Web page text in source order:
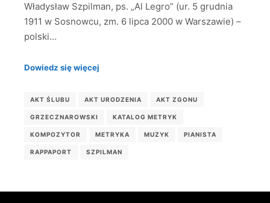
Władysław Szpilman, ps. „Al Legro” (ur. 5 grudnia
1911 w Sosnowcu, zm. 6 lipca 2000 w Warszawie) –
polski…
Dowiedz się więcej
AKT ŚLUBU AKT URODZENIA AKT ZGONU
GRZECZNAROWSKI KATALOG METRYK
KOMPOZYTOR METRYKA MUZYK PIANISTA
RAPPAPORT SZPILMAN